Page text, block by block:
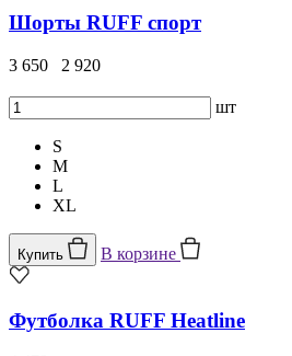
Шорты RUFF спорт
3 650 2 920
шт
S
M
L
XL
Купить В корзине
Футболка RUFF Heatline